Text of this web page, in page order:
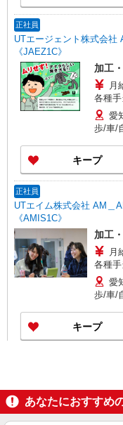
正社員
UTエージェント株式会社
《JAEZ1C》
加工
月
各種
愛
歩/車/
キープ
正社員
UTエイム株式会社 AM＿
《AMIS1C》
加工
月
各種
※法定
手当
め、
性があ
愛
歩/車/
駐車
キープ
検査
時
あなたにおすすめ